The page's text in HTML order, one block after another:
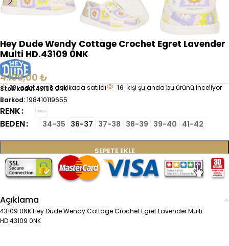
Hey Dude Wendy Cottage Crochet Egret Lavender
Multi HD.43109 0NK
4.109,00 ₺
10 adet son 3 dakikada satıldı 16 kişi şu anda bu ürünü inceliyor
Stok kodu:43109 0NK
Barkod:198410119655
RENK
BEDEN
34-35 36-37 37-38 38-39 39-40 41-42
SEPETE EKLE
Beden tablosu
Açıklama
43109 0NK Hey Dude Wendy Cottage Crochet Egret Lavender Multi
HD.43109 0NK